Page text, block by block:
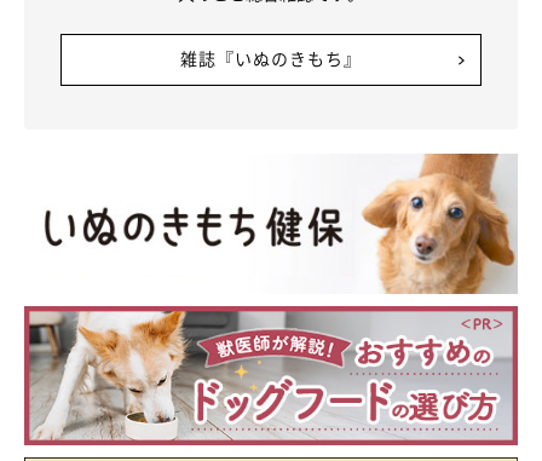
を見直すよいきっかけになるはず。この機会に、ぜひ足りないも
のの用意や、できていないトレーニングにトライしてみてくださ
いね。
お話を伺った方／山梨県 H.N.さん
参考／「いぬのきもち」2022年9月号『本当に必要な防災の備
え』
写真提供／H.N.さん
文／川本央子
雑誌『いぬのきもち』